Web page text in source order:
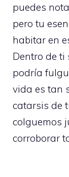
puedes
pero tu
habitar en
Dentro de
podría
vida es tan
catarsis de
colguemos
corroborar